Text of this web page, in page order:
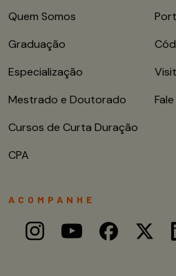
Quem Somos
Graduação
Especialização
Mestrado e Doutorado
Cursos de Curta Duração
CPA
ACOMPANHE